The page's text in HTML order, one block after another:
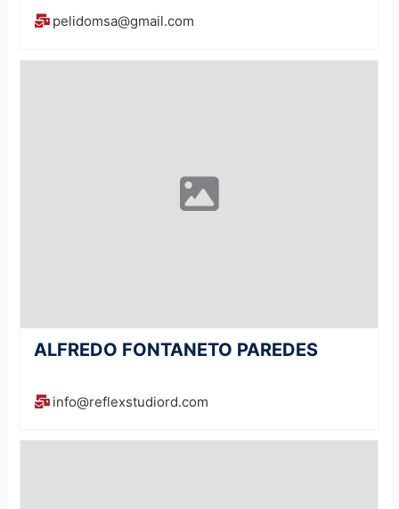
pelidomsa@gmail.com
ALFREDO FONTANETO PAREDES
info@reflexstudiord.com